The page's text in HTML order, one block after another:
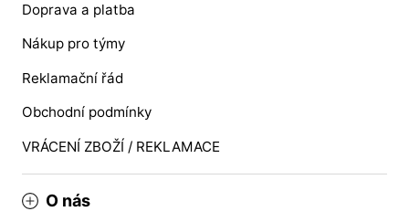
Doprava a platba
Nákup pro týmy
Reklamační řád
Obchodní podmínky
VRÁCENÍ ZBOŽÍ / REKLAMACE
O nás